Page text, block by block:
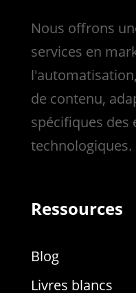
Nous offrons
services en
de contenu,
spécifiques des
technologiques.
Ressources
Blog
Livres blancs